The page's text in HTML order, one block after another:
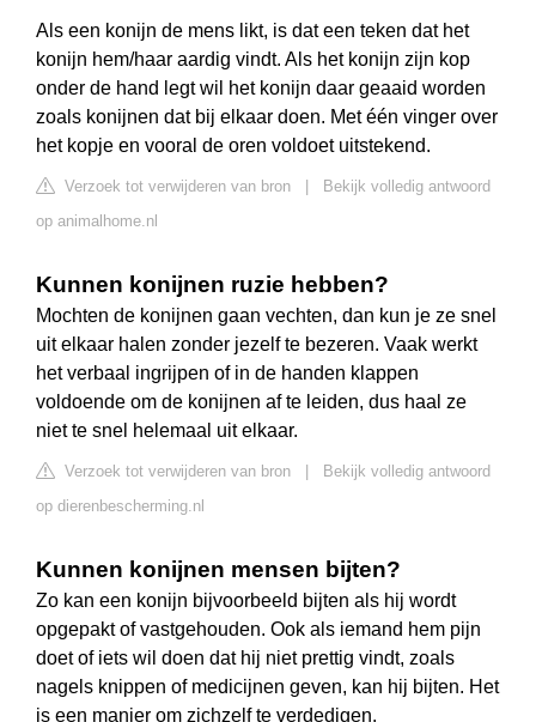
Als een konijn de mens likt, is dat een teken dat het
konijn hem/haar aardig vindt. Als het konijn zijn kop
onder de hand legt wil het konijn daar geaaid worden
zoals konijnen dat bij elkaar doen. Met één vinger over
het kopje en vooral de oren voldoet uitstekend.
Verzoek tot verwijderen van bron
Bekijk volledig antwoord
op animalhome.nl
Kunnen konijnen ruzie hebben?
Mochten de konijnen gaan vechten, dan kun je ze snel
uit elkaar halen zonder jezelf te bezeren. Vaak werkt
het verbaal ingrijpen of in de handen klappen
voldoende om de konijnen af te leiden, dus haal ze
niet te snel helemaal uit elkaar.
Verzoek tot verwijderen van bron
Bekijk volledig antwoord
op dierenbescherming.nl
Kunnen konijnen mensen bijten?
Zo kan een konijn bijvoorbeeld bijten als hij wordt
opgepakt of vastgehouden. Ook als iemand hem pijn
doet of iets wil doen dat hij niet prettig vindt, zoals
nagels knippen of medicijnen geven, kan hij bijten. Het
is een manier om zichzelf te verdedigen.